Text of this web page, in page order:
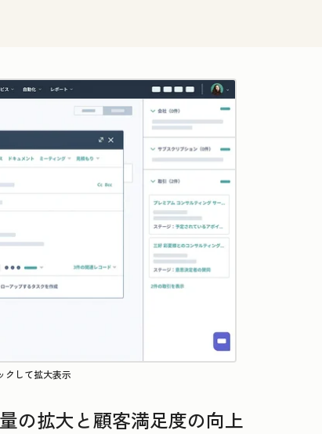
クして拡大表示
の拡大と顧客満足度の向上